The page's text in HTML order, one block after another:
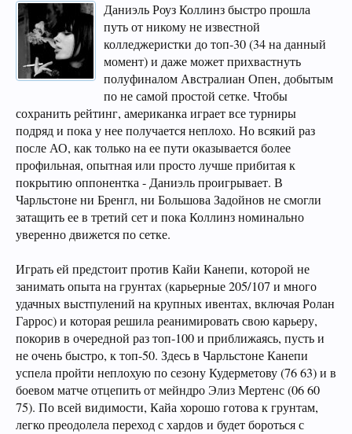
Даниэль Роуз Коллинз быстро прошла
путь от никому не известной
колледжеристки до топ-30 (34 на данный
момент) и даже может прихвастнуть
полуфиналом Австралиан Опен, добытым
по не самой простой сетке. Чтобы
сохранить рейтинг, американка играет все турниры
подряд и пока у нее получается неплохо. Но всякий раз
после АО, как только на ее пути оказывается более
профильная, опытная или просто лучше прибитая к
покрытию оппонентка - Даниэль проигрывает. В
Чарльстоне ни Бренгл, ни Большова Задойнов не смогли
затащить ее в третий сет и пока Коллинз номинально
уверенно движется по сетке.
Играть ей предстоит против Кайи Канепи, которой не
занимать опыта на грунтах (карьерные 205/107 и много
удачных выстпулений на крупных ивентах, включая Ролан
Гаррос) и которая решила реанимировать свою карьеру,
покорив в очередной раз топ-100 и приближаясь, пусть и
не очень быстро, к топ-50. Здесь в Чарльстоне Канепи
успела пройти неплохую по сезону Кудерметову (76 63) и в
боевом матче отцепить от мейндро Элиз Мертенс (06 60
75). По всей видимости, Кайа хорошо готова к грунтам,
легко преодолела переход с хардов и будет бороться с